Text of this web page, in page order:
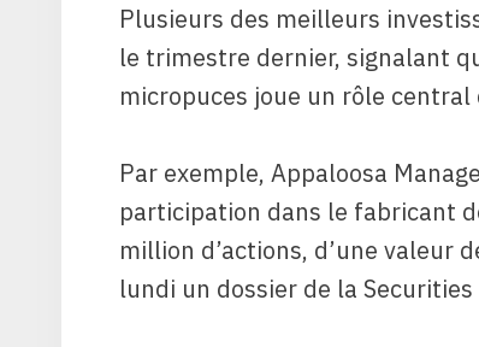
Plusieurs des meilleurs
le trimestre dernier, signalant
micropuces joue un rôle
Par exemple, Appaloosa
participation dans le fabricant
million d’actions, d’une valeur
lundi un dossier de la